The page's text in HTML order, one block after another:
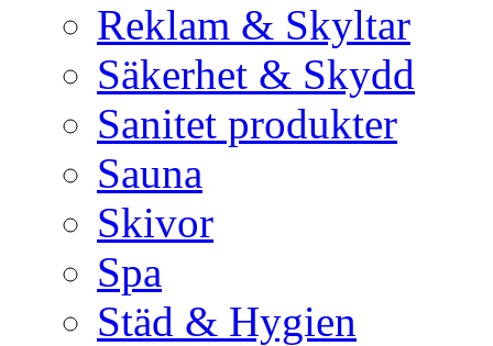
Reklam & Skyltar
Säkerhet & Skydd
Sanitet produkter
Sauna
Skivor
Spa
Städ & Hygien